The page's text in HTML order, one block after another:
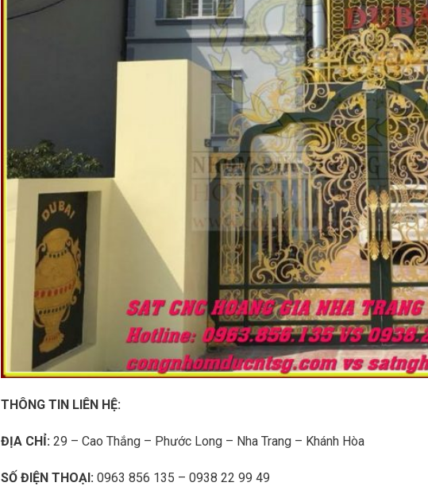
THÔNG TIN LIÊN HỆ:
ĐỊA CHỈ: 29 – Cao Thắng – Phước Long – Nha Trang – Khánh Hòa
SỐ ĐIỆN THOẠI: 0963 856 135 – 0938 22 99 49